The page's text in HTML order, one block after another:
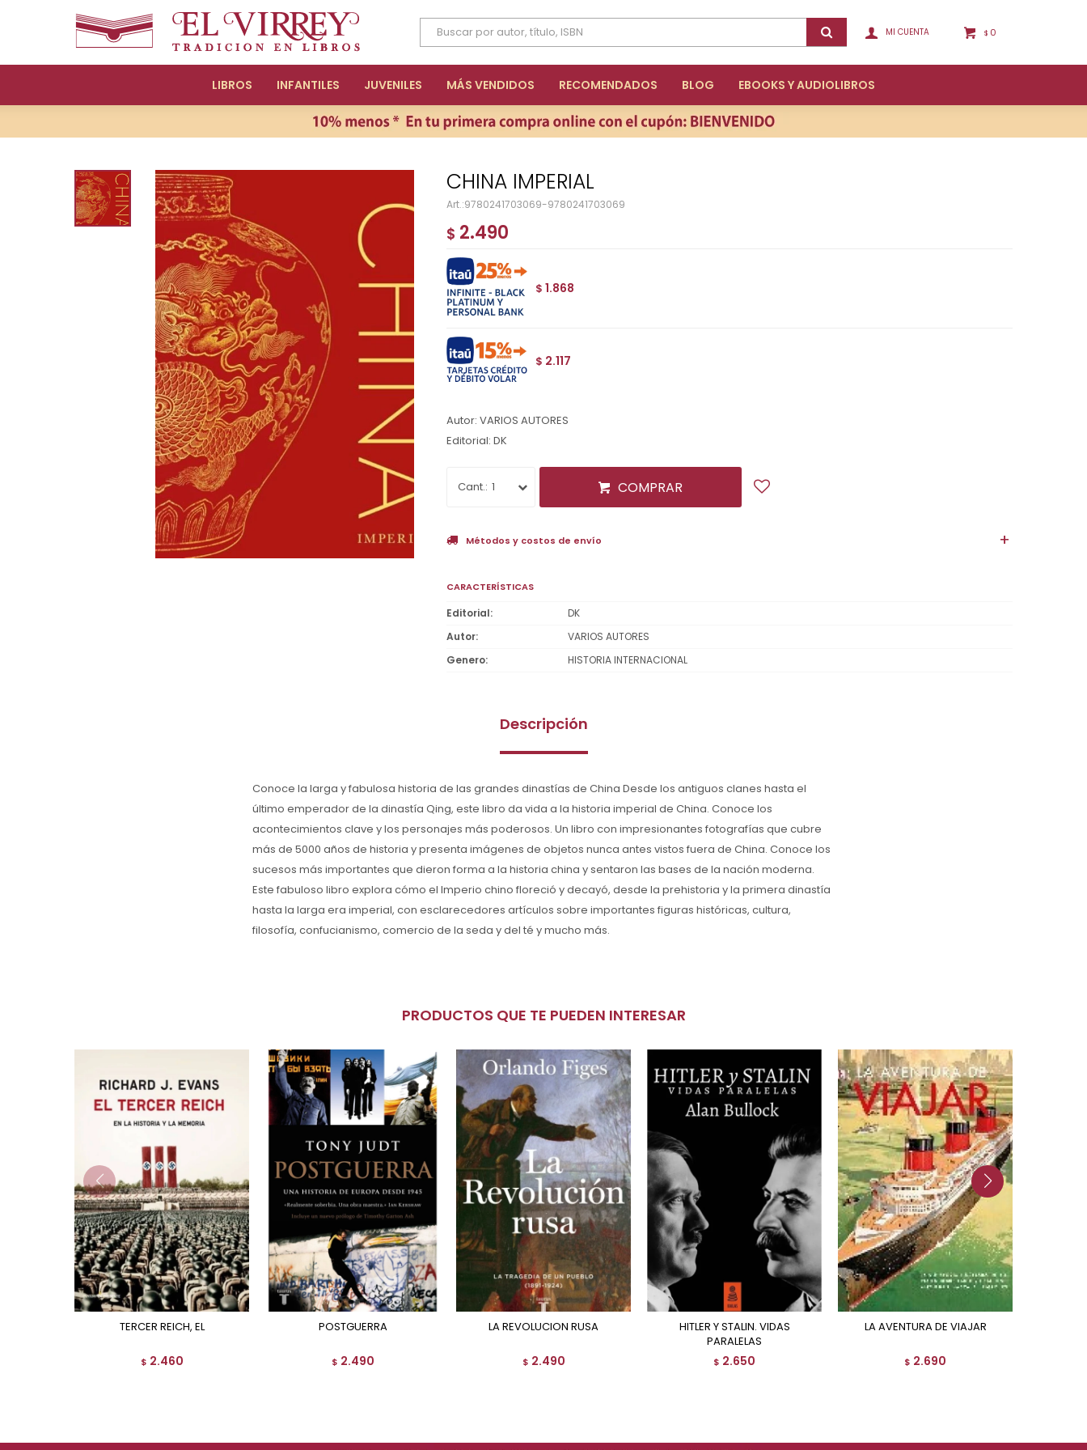
LIBROS INFANTILES JUVENILES MÁS VENDIDOS RECOMENDADOS BLOG EBOOKS Y AUDIOLIBROS
$ 0
CHINA IMPERIAL
9780241703069-9780241703069
$ 2.490
$ 1.868
$ 2.117
Autor: VARIOS AUTORES
Editorial: DK
1 COMPRAR
Métodos y costos de envío
CARACTERÍSTICAS
Editorial
DK
Autor
VARIOS AUTORES
Genero
HISTORIA INTERNACIONAL
Descripción
Conoce la larga y fabulosa historia de las grandes dinastías de China Desde los antiguos clanes hasta el
último emperador de la dinastía Qing, este libro da vida a la historia imperial de China. Conoce los
acontecimientos clave y los personajes más poderosos. Un libro con impresionantes fotografías que cubre
más de 5000 años de historia y presenta imágenes de objetos nunca antes vistos fuera de China. Conoce los
sucesos más importantes que dieron forma a la historia china y sentaron las bases de la nación moderna.
Este fabuloso libro explora cómo el Imperio chino floreció y decayó, desde la prehistoria y la primera dinastía
hasta la larga era imperial, con esclarecedores artículos sobre importantes figuras históricas, cultura,
filosofía, confucianismo, comercio de la seda y del té y mucho más.
PRODUCTOS QUE TE PUEDEN INTERESAR
TERCER REICH, EL
$ 2.460
POSTGUERRA
$ 2.490
LA REVOLUCION RUSA
$ 2.490
HITLER Y STALIN. VIDAS
PARALELAS
$ 2.650
LA AVENTURA DE VIAJAR
$ 2.690